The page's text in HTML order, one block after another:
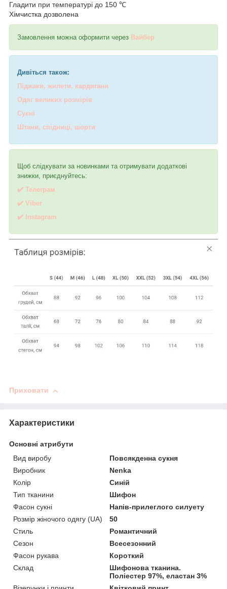
Гладити при температурі до 150 ℃
Хімчистка дозволена
Замовлення можна оформити через Вайбер
Дивіться також:
Піджаки, жилети, кардигани
Одяг великих розмірів
Сукні
Штани, спідниці, шорти
Щоб слідкувати за новинками та отримувати додаткові
знижки, приєднуйтесь:
✔️ Телеграм
✔️ Viber
✔️ nstagram
Приховати
Характеристики
Основні атрибути
Вид виробу
Повсякденна сукня
Виробник
Nenka
Колір
Синій
Тип тканини
Шифон
Фасон сукні
Напів-прилеглого силуету
Розмір жіночого одягу (UA)
50
Стиль
Романтичний
Сезон
Всесезонний
Фасон рукава
Короткий
Склад
Шифонова тканина.
Поліестер 97%, еластан 3%